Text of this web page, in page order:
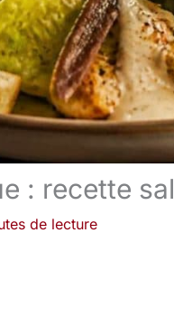
: recette
de lecture